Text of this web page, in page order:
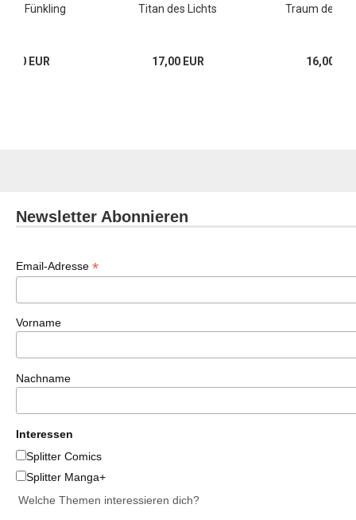
Fünkling
EUR
Titan des Lichts
17,00 EUR
Traum des
16,00
Newsletter Abonnieren
Email-Adresse *
Vorname
Nachname
Interessen
Splitter Comics
Splitter Manga+
Welche Themen interessieren dich?